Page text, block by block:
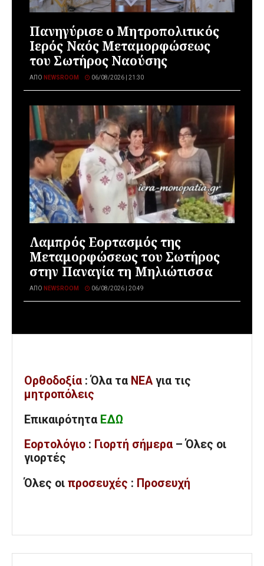
Πανηγύρισε ο Μητροπολιτικός
Ιερός Ναός Μεταμορφώσεως
του Σωτήρος Ναούσης
ΑΠΌ NEWSROOM 06/08/2026 | 21:30
Λαμπρός Εορτασμός της
Μεταμορφώσεως του Σωτήρος
στην Παναγία τη Μηλιώτισσα
ΑΠΌ NEWSROOM 06/08/2026 | 20:49
Ορθοδοξία : Όλα τα ΝΕΑ για τις
μητροπόλεις
Επικαιρότητα ΕΔΩ
Εορτολόγιο : Γιορτή σήμερα – Όλες οι
γιορτές
Όλες οι προσευχές : Προσευχή